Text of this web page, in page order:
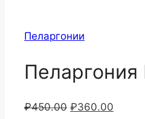
Пеларгонии
₽450.00 ₽360.00